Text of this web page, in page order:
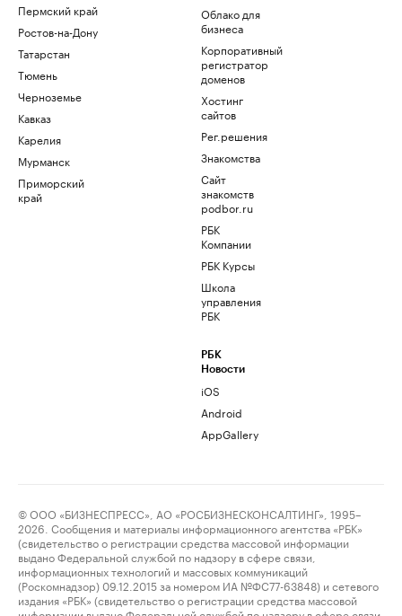
Пермский край
Ростов-на-Дону
Татарстан
Тюмень
Черноземье
Кавказ
Карелия
Мурманск
Приморский
край
Облако для
бизнеса
Корпоративный
регистратор
доменов
Хостинг
сайтов
Рег.решения
Знакомства
Сайт
знакомств
podbor.ru
РБК
Компании
РБК Курсы
Школа
управления
РБК
РБК
Новости
iOS
Android
AppGallery
© ООО «БИЗНЕСПРЕСС», АО «РОСБИЗНЕСКОНСАЛТИНГ», 1995–
2026. Сообщения и материалы информационного агентства «РБК»
(свидетельство о регистрации средства массовой информации
выдано Федеральной службой по надзору в сфере связи,
информационных технологий и массовых коммуникаций
(Роскомнадзор) 09.12.2015 за номером ИА №ФС77-63848) и сетевого
издания «РБК» (свидетельство о регистрации средства массовой